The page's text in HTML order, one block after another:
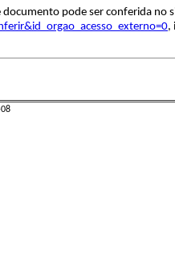
documento pode ser conferida no
,